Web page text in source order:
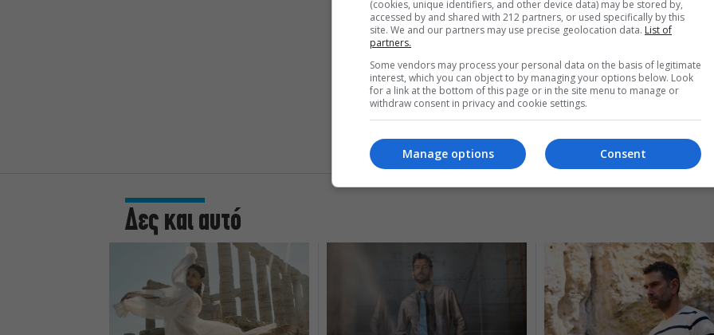
Δες και αυτό
(cookies, unique identifiers, and other device data) may be stored by,
accessed by and shared with 212 partners, or used specifically by this
site. We and our partners may use precise geolocation data. List of
partners.
Some vendors may process your personal data on the basis of legitimate
interest, which you can object to by managing your options below. Look
for a link at the bottom of this page or in the site menu to manage or
withdraw consent in privacy and cookie settings.
Consent
Manage options